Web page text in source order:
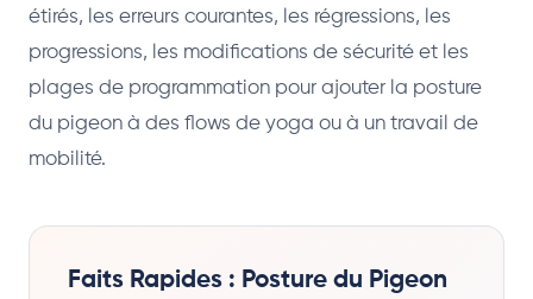
étirés, les erreurs courantes, les régressions, les
progressions, les modifications de sécurité et les
plages de programmation pour ajouter la posture
du pigeon à des flows de yoga ou à un travail de
mobilité.
Faits Rapides : Posture du Pigeon